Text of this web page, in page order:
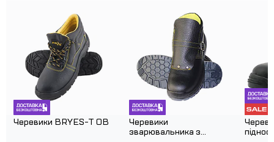
Черевики BRYES-T OB
Черевики
зварювальника з